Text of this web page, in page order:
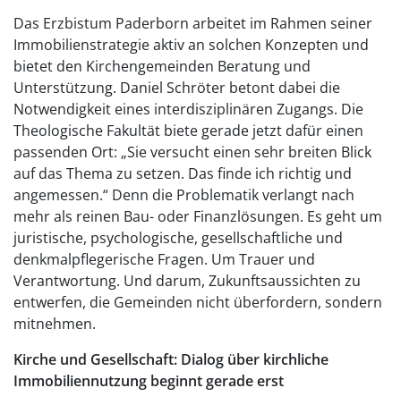
Das Erzbistum Paderborn arbeitet im Rahmen seiner
Immobilienstrategie aktiv an solchen Konzepten und
bietet den Kirchengemeinden Beratung und
Unterstützung. Daniel Schröter betont dabei die
Notwendigkeit eines interdisziplinären Zugangs. Die
Theologische Fakultät biete gerade jetzt dafür einen
passenden Ort: „Sie versucht einen sehr breiten Blick
auf das Thema zu setzen. Das finde ich richtig und
angemessen.“ Denn die Problematik verlangt nach
mehr als reinen Bau- oder Finanzlösungen. Es geht um
juristische, psychologische, gesellschaftliche und
denkmalpflegerische Fragen. Um Trauer und
Verantwortung. Und darum, Zukunftsaussichten zu
entwerfen, die Gemeinden nicht überfordern, sondern
mitnehmen.
Kirche und Gesellschaft: Dialog über kirchliche
Immobiliennutzung beginnt gerade erst